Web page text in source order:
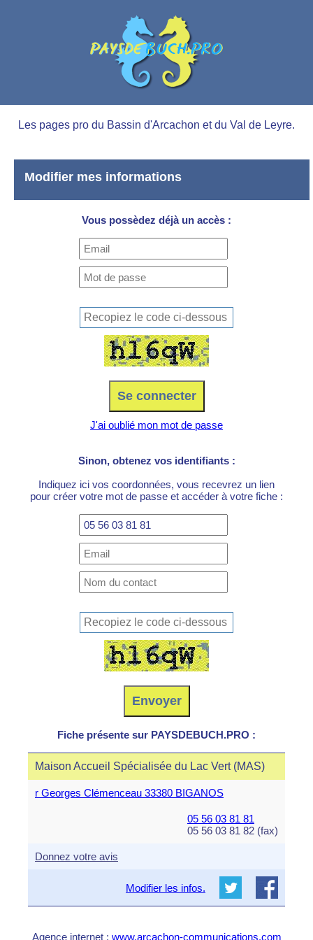
Les pages pro du Bassin d'Arcachon et du Val de Leyre.
Modifier mes informations
Vous possèdez déjà un accès :
J'ai oublié mon mot de passe
Sinon, obtenez vos identifiants :
Indiquez ici vos coordonnées, vous recevrez un lien
pour créer votre mot de passe et accéder à votre fiche :
Fiche présente sur PAYSDEBUCH.PRO :
Maison Accueil Spécialisée du Lac Vert (MAS)
r Georges Clémenceau 33380 BIGANOS
05 56 03 81 81
05 56 03 81 82 (fax)
Donnez votre avis
Modifier les infos.
Agence internet : www.arcachon-communications.com